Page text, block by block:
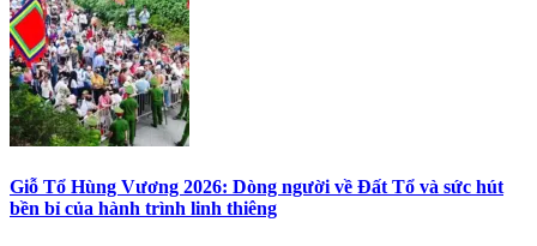
Giỗ Tổ Hùng Vương 2026: Dòng người về Đất Tổ và sức hút
bền bỉ của hành trình linh thiêng